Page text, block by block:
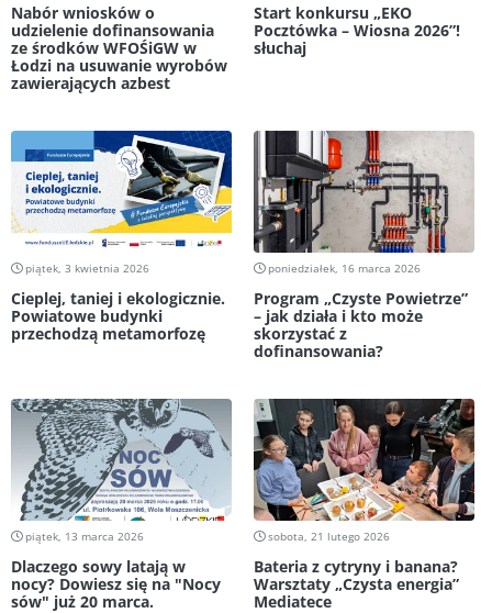
Nabór wniosków o
udzielenie dofinansowania
ze środków WFOŚiGW w
Łodzi na usuwanie wyrobów
zawierających azbest
Start konkursu „EKO
Pocztówka – Wiosna 2026”!
słuchaj
piątek, 3 kwietnia 2026
Cieplej, taniej i ekologicznie.
Powiatowe budynki
przechodzą metamorfozę
poniedziałek, 16 marca 2026
Program „Czyste Powietrze”
– jak działa i kto może
skorzystać z
dofinansowania?
piątek, 13 marca 2026
Dlaczego sowy latają w
nocy? Dowiesz się na "Nocy
sów" już 20 marca.
sobota, 21 lutego 2026
Bateria z cytryny i banana?
Warsztaty „Czysta energia”
Mediatece